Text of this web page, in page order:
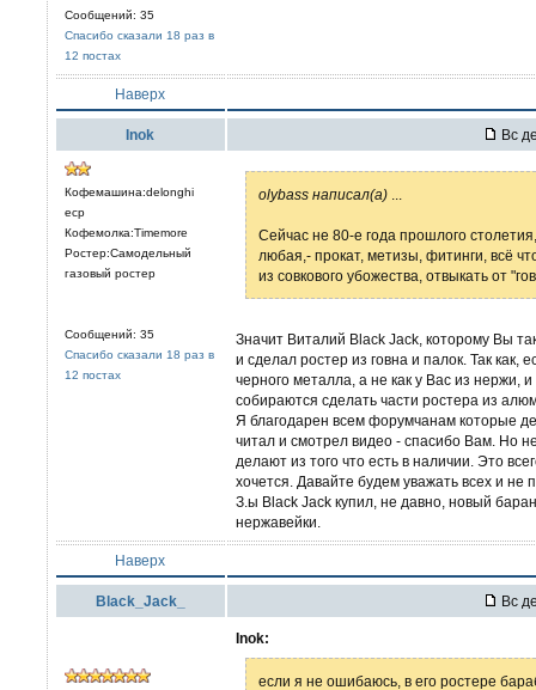
Сообщений: 35
Спасибо сказали 18 раз в
12 постах
Наверх
Inok Вс
Кофемашина:delonghi
ecp
Кофемолка:Timemore
Ростер:Самодельный
газовый ростер
Сообщений: 35
Спасибо сказали 18 раз в
12 постах
olybass написал(а)
Сейчас не 80-е года прошлого
любая,- прокат, метизы, фитинги, всё
из совкового убожества, отвыкать от
Значит Виталий Black Jack, которому Вы
и сделал ростер из говна и палок. Так
черного металла, а не как у Вас из нержи,
собираются сделать части ростера из
Я благодарен всем форумчанам которые
читал и смотрел видео - спасибо Вам. Но
делают из того что есть в наличии. Это
хочется. Давайте будем уважать всех и не
З.ы Black Jack купил, не давно, новый
нержавейки.
Наверх
Black_Jack_ Вс
Inok:
если я не ошибаюсь, в его ростере